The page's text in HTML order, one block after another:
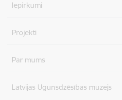
Iepirkumi
Projekti
Par mums
Latvijas Ugunsdzēsības muzejs